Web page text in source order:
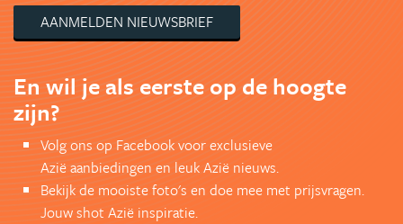
AANMELDEN NIEUWSBRIEF
En wil je als eerste op de hoogte
zijn?
Volg ons op Facebook voor exclusieve
Azië aanbiedingen en leuk Azië nieuws.
Bekijk de mooiste foto's en doe mee met prijsvragen.
Jouw shot Azië inspiratie.